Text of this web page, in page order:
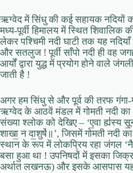
ऋग्वेद में सिंधु की कई सहायक नदियों
मध्य-पूर्वी हिमालय में स्थित शिवालिक
लेकर पश्चिमी नदी घाटी तक यह
और सतलुज ! पूर्वी साँपो नदी ही वह
आर्यों द्वारा युद्ध में प्रयोग होने वाले
जाती है !
अगर हम सिंधु से और पूर्व की तरफ गंगा-
ऋग्वेद के आठवें मंडल में गोमती नदी
संख्या श्लोक को देखिए – ‘ए॒वा ह्य॑स्य
शाखा॒ न दा॒शुषे॑॥’, जिसमें गोमती नदी
स्थान के रूप में लोकप्रिय रहा जंगल
बसा हुआ था ! उपनिषदों में इसका
अर्थात लखनऊ) और इसके आसपास यह